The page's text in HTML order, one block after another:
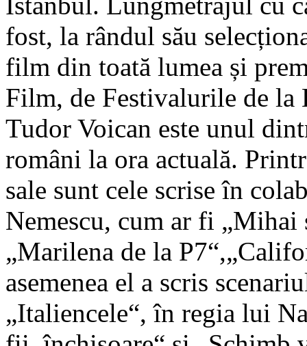
fost, la rândul său
film din toată lumea și
Film, de Festivalurile de la
Tudor Voican este unul
români la ora actuală.
sale sunt cele scrise în
Nemescu, cum ar fi „Mihai
„Marilena de la
asemenea el a scris
„Italiencele“, în regia lui